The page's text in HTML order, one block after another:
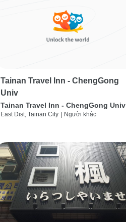
Tainan Travel Inn - ChengGong
Univ
Tainan Travel Inn - ChengGong Univ
East Dist, Tainan City Người khác